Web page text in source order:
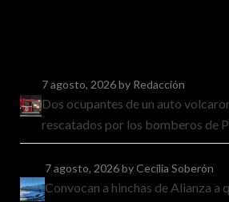
7 agosto, 2026by Redacción
Dos ocupantes de un auto
rescatados por los bomberos de
7 agosto, 2026by Cecilia Soberón
Convocan a hinchas de Alianza a